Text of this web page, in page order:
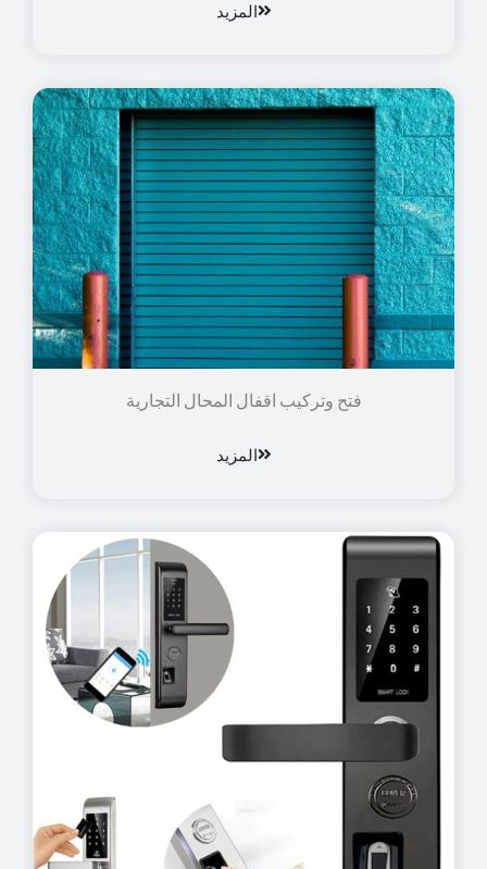
المزيد
فتح وتركيب اقفال المحال التجارية
المزيد